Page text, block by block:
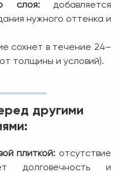
слоя:добавляется
нужного оттенка и
сохнет в течение 24–
толщины и условий).
другими
плиткой: отсутствие
долговечность и